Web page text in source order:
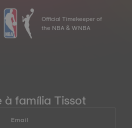
Official Timekeeper of
the NBA & WNBA
família Tissot
Email